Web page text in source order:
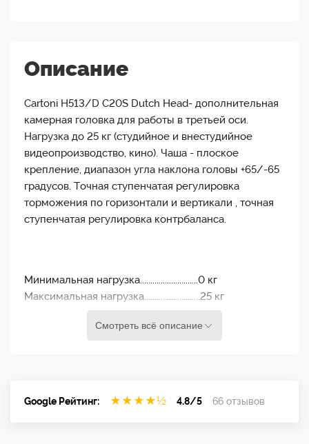
Описание
Cartoni H513/D C20S Dutch Head- дополнительная
камерная головка для работы в третьей оси.
Нагрузка до 25 кг (студийное и внестудийное
видеопроизводство, кино). Чаша - плоское
крепление, диапазон угла наклона головы +65/-65
градусов. Точная ступенчатая регулировка
торможения по горизонтали и вертикали , точная
ступенчатая регулировка контрбаланса.
Минимальная нагрузка............................0 кг
Максимальная нагрузка...........................25 кг
Контрбаланс.............................................7 ступеней +0
Диапазон температур..............................-40 ° / + 60 °
Смотреть всё описание
Google Рейтинг: ★ ★ ★ ★½ 4.8/5 66 отзывов